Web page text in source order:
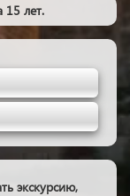
15 лет.
экскурсию,